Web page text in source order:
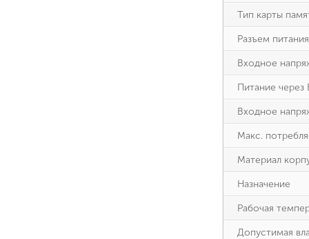
Тип карты
Разъем питания
Входное
Питание через
Входное
Макс.
Материал
Назначение
Рабочая
Допустимая